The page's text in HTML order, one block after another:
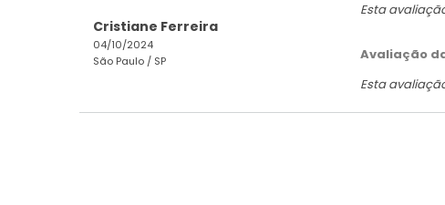
Cristiane Ferreira
04/10/2024
São Paulo / SP
Esta
Avaliação
Esta